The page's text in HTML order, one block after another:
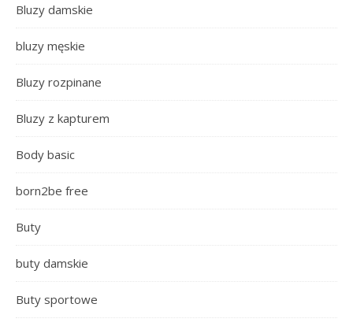
Bluzy damskie
bluzy męskie
Bluzy rozpinane
Bluzy z kapturem
Body basic
born2be free
Buty
buty damskie
Buty sportowe